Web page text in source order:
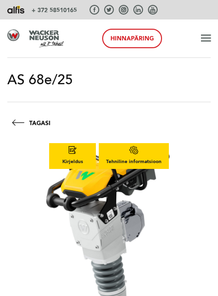
+ 372 58510165
TOOTED
SÜSTEEMID
AKSESSUAARID
KASUTATUD TEHNIKA
KARJÄÄR
MEIST
HINNAPÄRING
AS 68e/25
TAGASI
Kirjeldus Tehniline informatsioon